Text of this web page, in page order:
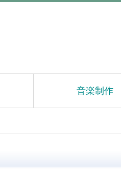
音楽制作